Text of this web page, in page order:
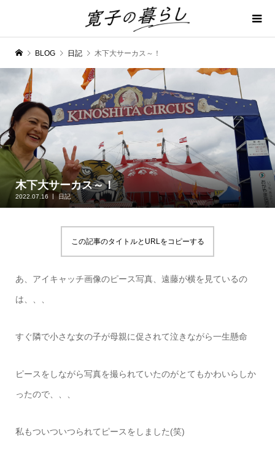
BLOG 日記 木下大サーカス～！
木下大サーカス～！
2022.07.16 日記
この記事のタイトルとURLをコピーする
あ、アイキャッチ画像のピース写真、遠藤が横を見ているの
は、、、
すぐ隣で小さな女の子が母親に促されて泣きながら一生懸命
ピースをしながら写真を撮られていたのがとてもかわいらしか
ったので、、、
私もついついつられてピースをしました(笑)